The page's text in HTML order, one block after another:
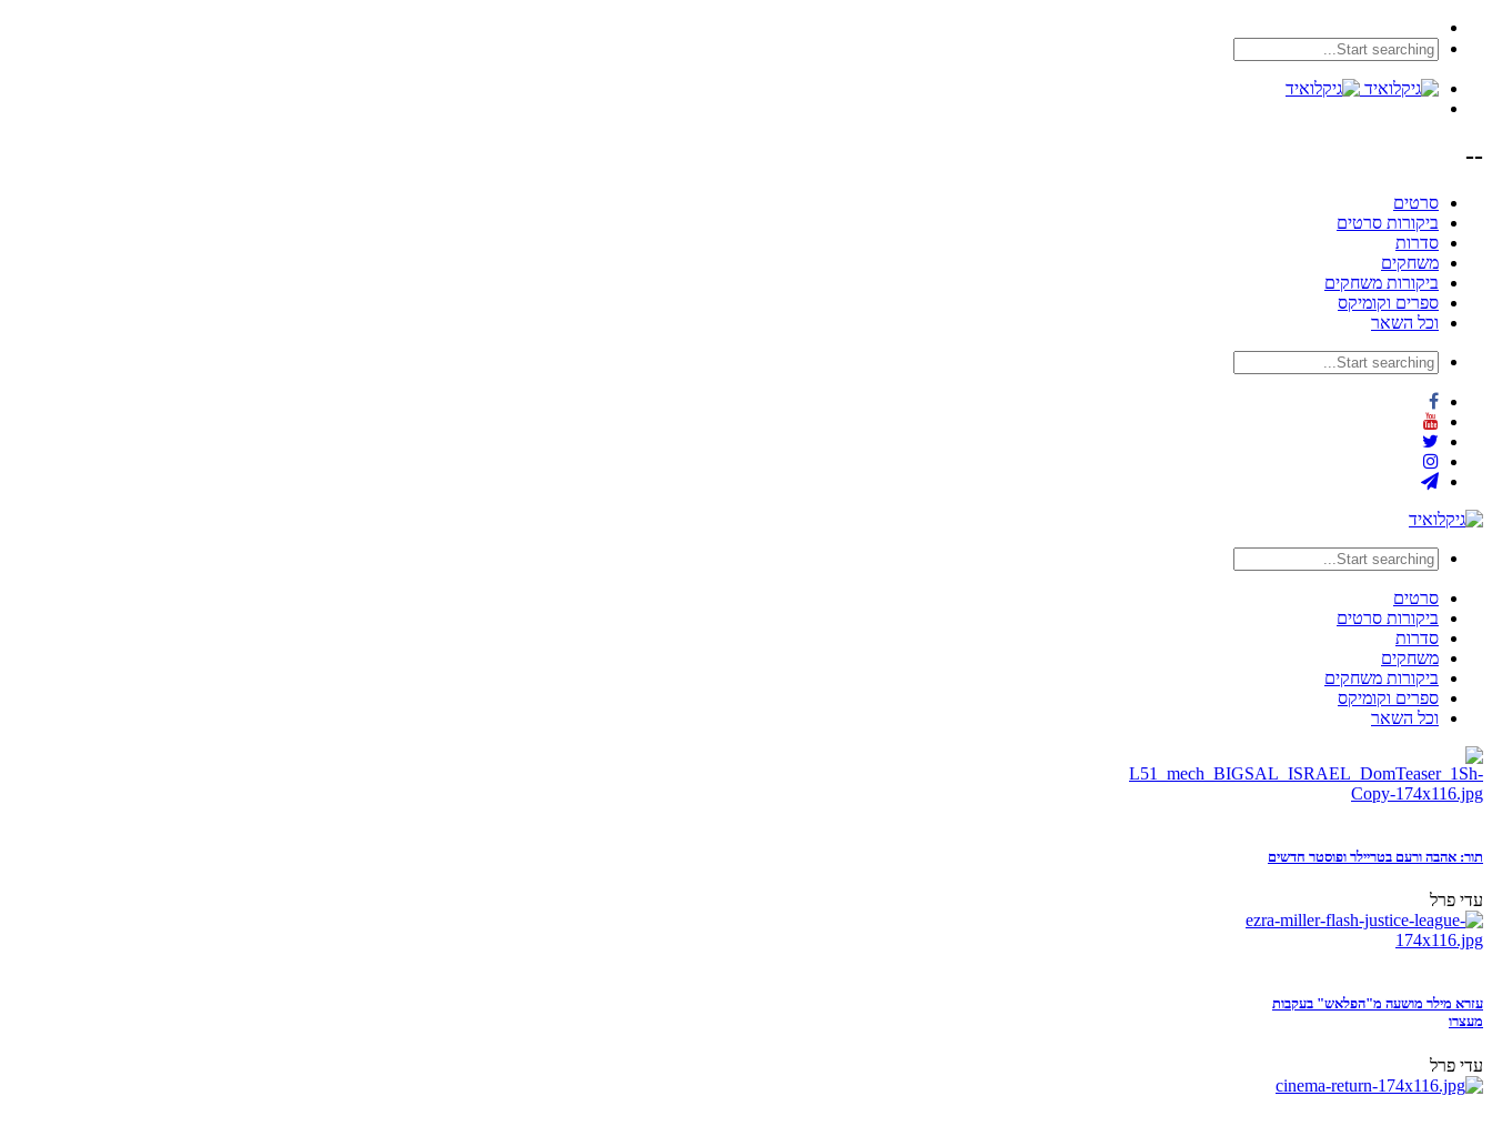
--
סרטים
ביקורות סרטים
סדרות
משחקים
ביקורות משחקים
ספרים וקומיקס
וכל השאר
סרטים
ביקורות סרטים
סדרות
משחקים
ביקורות משחקים
ספרים וקומיקס
וכל השאר
תור: אהבה ורעם בטריילר ופוסטר חדשים
עדי פרל
עזרא מילר מושעה מ"הפלאש" בעקבות
מעצרו
עדי פרל